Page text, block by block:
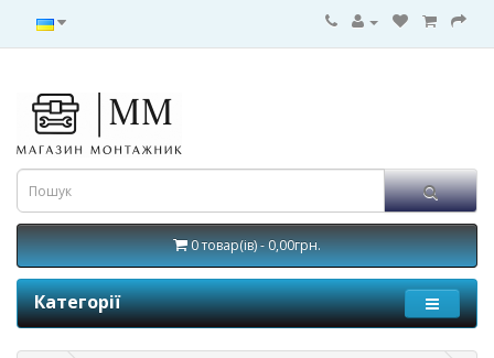
0 товар(ів) - 0,00грн.
Категорії